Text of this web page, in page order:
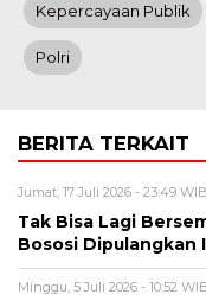
Kepercayaan Publik
Polri
BERITA TERKAIT
Jumat, 17 Juli 2026 - 23:49 WIB
Tak Bisa Lagi
Bososi
Minggu, 5 Juli 2026 - 10:52